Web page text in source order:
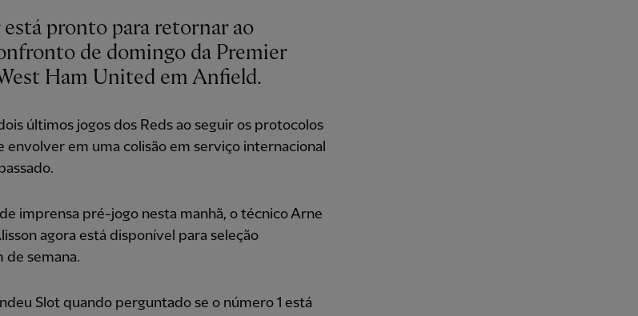
pronto para retornar ao
de domingo da Premier
Ham United em Anfield.
últimos jogos dos Reds ao seguir os protocolos
envolver em uma colisão em serviço internacional
imprensa pré-jogo nesta manhã, o técnico Arne
agora está disponível para seleção
de semana.
Slot quando perguntado se o número 1 está